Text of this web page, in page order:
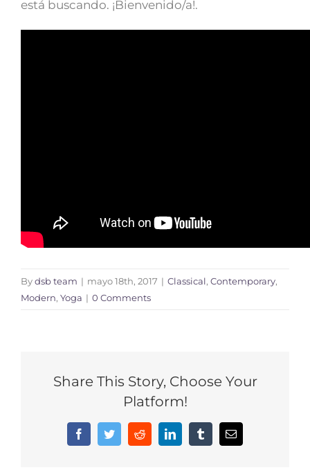
está buscando. ¡Bienvenido/a!.
Bydsb team | mayo 18th, 2017 | Classical, Contemporary,
Modern, Yoga | 0 Comments
Share This Story, Choose Your
Platform!
FacebookTwitterRedditLinkedInTumblrEmail